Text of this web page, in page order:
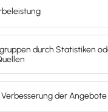
eine
immer dann
zählen
Gewicht etc.) oder